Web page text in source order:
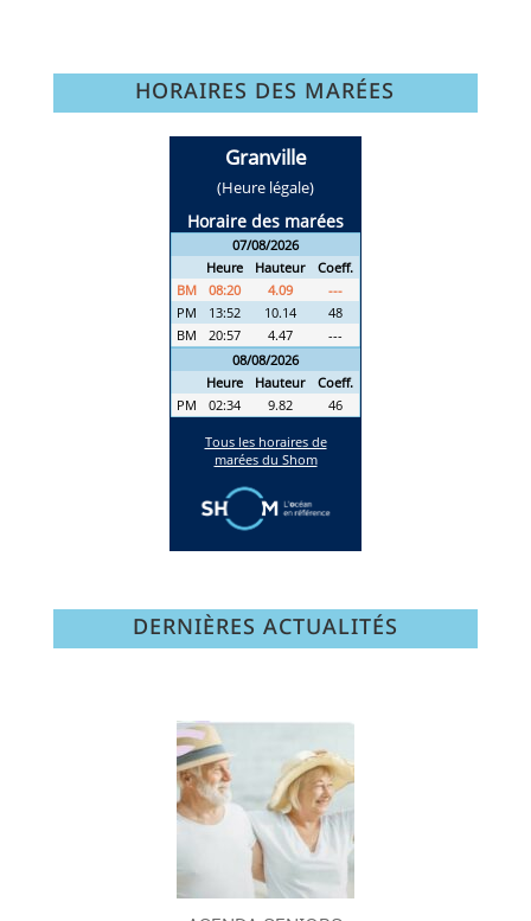
HORAIRES DES MARÉES
DERNIÈRES ACTUALITÉS